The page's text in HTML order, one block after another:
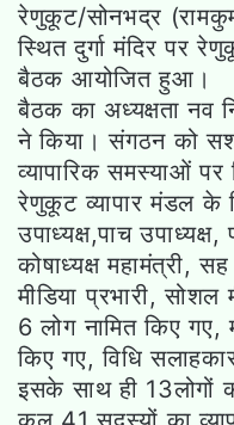
रेणुकूट/सोनभद्र
स्थित दुर्गा मंदिर पर
बैठक आयोजित हुआ।
बैठक का अध्यक्षता नव
ने किया। संगठन को
व्यापारिक समस्याओं पर
रेणुकूट व्यापार मंडल के
उपाध्यक्ष,पाच
कोषाध्यक्ष महामंत्री,
मीडिया प्रभारी,
6 लोग नामित किए गए,
किए गए, विधि
इसके साथ ही 13लोगों